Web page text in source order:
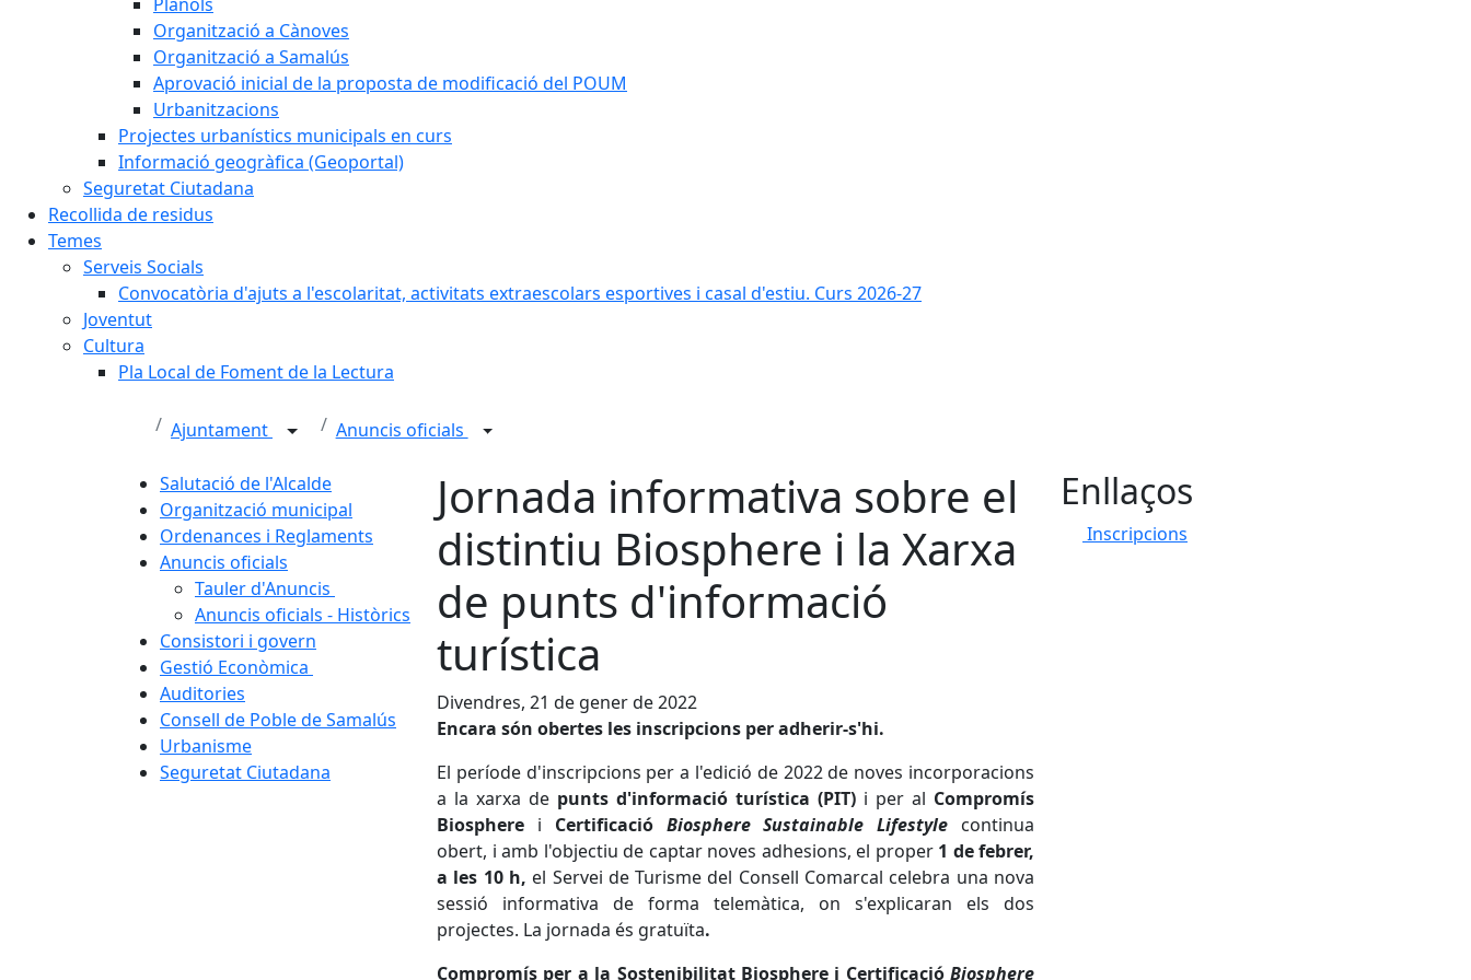
Organització a Cànoves
Organització a Samalús
Aprovació inicial de la proposta de modificació del POUM
Urbanitzacions
Projectes urbanístics municipals en curs
Informació geogràfica (Geoportal)
Seguretat Ciutadana
Recollida de residus
Temes
Serveis Socials
Convocatòria d'ajuts a l'escolaritat, activitats extraescolars esportives i casal d'estiu. Curs 2026-27
Joventut
Cultura
Pla Local de Foment de la Lectura
Ajuntament Anuncis oficials
Salutació de l'Alcalde
Organització municipal
Ordenances i Reglaments
Anuncis oficials
Tauler d'Anuncis
Anuncis oficials - Històrics
Consistori i govern
Gestió Econòmica
Auditories
Consell de Poble de Samalús
Urbanisme
Seguretat Ciutadana
Jornada informativa sobre el
distintiu Biosphere i la Xarxa
de punts d'informació
turística
Divendres, 21 de gener de 2022
Encara són obertes les inscripcions per adherir-s'hi.
El període d'inscripcions per a l'edició de 2022 de noves incorporacions
a la xarxa de punts d'informació turística (PIT) i per al Compromís
Biosphere i Certificació Biosphere Sustainable Lifestyle continua
obert, i amb l'objectiu de captar noves adhesions, el proper 1 de febrer,
a les 10 h, el Servei de Turisme del Consell Comarcal celebra una nova
sessió informativa de forma telemàtica, on s'explicaran els dos
projectes. La jornada és gratuïta.
Compromís per a la Sostenibilitat Biosphere i Certificació Biosphere
Enllaços
Inscripcions